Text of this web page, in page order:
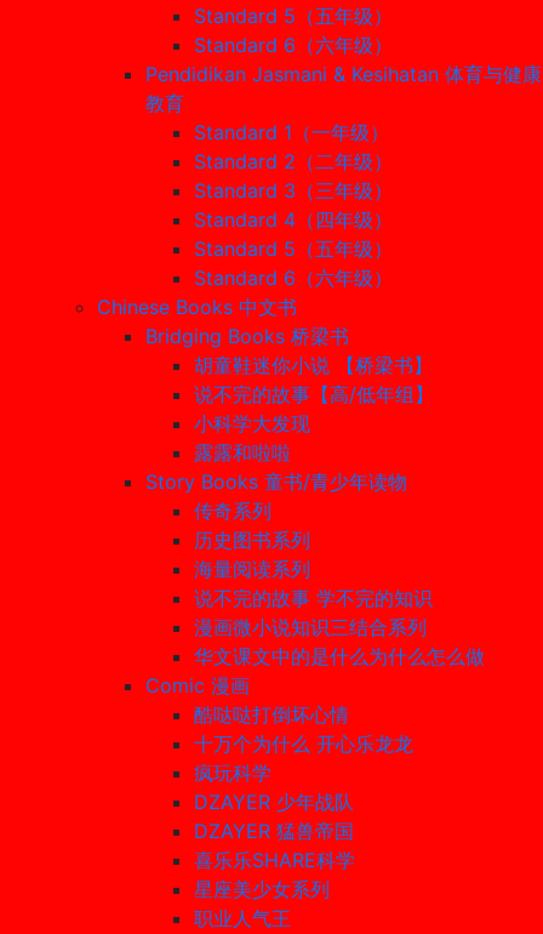
Standard 5（五年级）
Standard 6（六年级）
Pendidikan Jasmani & Kesihatan 体育与健康
教育
Standard 1（一年级）
Standard 2（二年级）
Standard 3（三年级）
Standard 4（四年级）
Standard 5（五年级）
Standard 6（六年级）
Chinese Books 中文书
Bridging Books 桥梁书
胡童鞋迷你小说 【桥梁书】
说不完的故事【高/低年组】
小科学大发现
露露和啦啦
Story Books 童书/青少年读物
传奇系列
历史图书系列
海量阅读系列
说不完的故事 学不完的知识
漫画微小说知识三结合系列
华文课文中的是什么为什么怎么做
Comic 漫画
酷哒哒打倒坏心情
十万个为什么 开心乐龙龙
疯玩科学
DZAYER 少年战队
DZAYER 猛兽帝国
喜乐乐SHARE科学
星座美少女系列
职业人气王